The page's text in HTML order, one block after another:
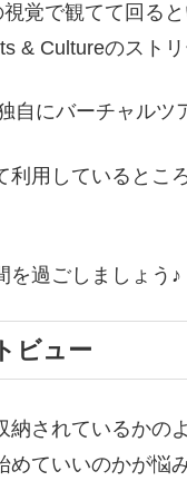
覚で観てて回る
& Cultureのストリ
にバーチャルツ
用しているとこ
を過ごしましょう♪
ビュー
納されているかの
ていいのかが悩